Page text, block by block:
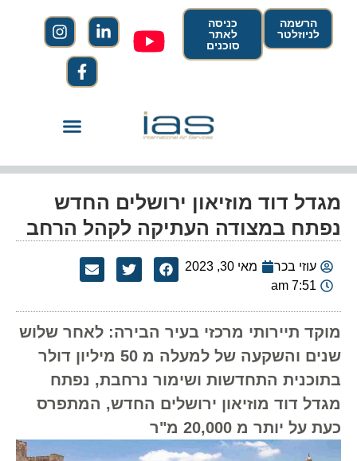
הרשמה
לניוזלטר
כניסה
לאתר
סוכנים
מגדל דוד מוזיאון ירושלים החדש
נפתח במצודה העתיקה לקהל הרחב
עוזי בכר
מאי 30, 2023
7:51 am
מוקד תיירותי מרכזי בעיר הבירה: לאחר שלוש
שנים והשקעה של למעלה מ 50 מיליון דולר
בתוכנית התחדשות ושימור נרחבת, נפתח
מגדל דוד מוזיאון ירושלים החדש, המתפרס
כעת על יותר מ 20,000 מ"ר